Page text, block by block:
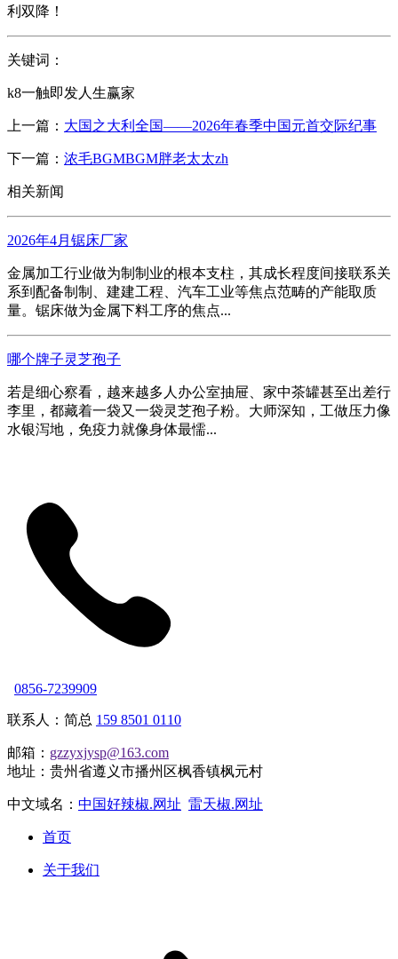
利双降！
关键词：
k8一触即发人生赢家
上一篇： 大国之大利全国——2026年春季中国元首交际纪事
下一篇： 浓毛BGMBGM胖老太太zh
相关新闻
2026年4月锯床厂家
金属加工行业做为制制业的根本支柱，其成长程度间接联系关
系到配备制制、建建工程、汽车工业等焦点范畴的产能取质
量。锯床做为金属下料工序的焦点...
哪个牌子灵芝孢子
若是细心察看，越来越多人办公室抽屉、家中茶罐甚至出差行
李里，都藏着一袋又一袋灵芝孢子粉。大师深知，工做压力像
水银泻地，免疫力就像身体最懦...
0856-7239909
联系人：简总 159 8501 0110
邮箱： gzzyxjysp@163.com
地址：贵州省遵义市播州区枫香镇枫元村
中文域名： 中国好辣椒.网址 雷天椒.网址
首页
关于我们